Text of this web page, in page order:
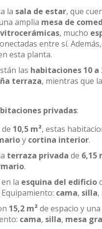
la sala de estar, que
amplia mesa de
vitrocerámicas, mucho
entre sí.
esta planta.
las habitaciones 10 a
terraza, mientras que
privadas:
10,5 m², estas
y cortina interior.
terraza privada de 6,15
.
la esquina del edificio
Equipamiento: cama, silla,
15,2 m²de espacio y una
cama, silla, mesa